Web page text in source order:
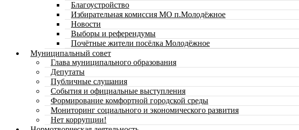
Благоустройство
Избирательная комиссия МО п.Молодёжное
Новости
Выборы и референдумы
Почётные жители посёлка Молодёжное
Муниципальный совет
Глава муниципального образования
Депутаты
Публичные слушания
События и официальные выступления
Формирование комфортной городской среды
Мониторинг социального и экономического развития
Нет коррупции!